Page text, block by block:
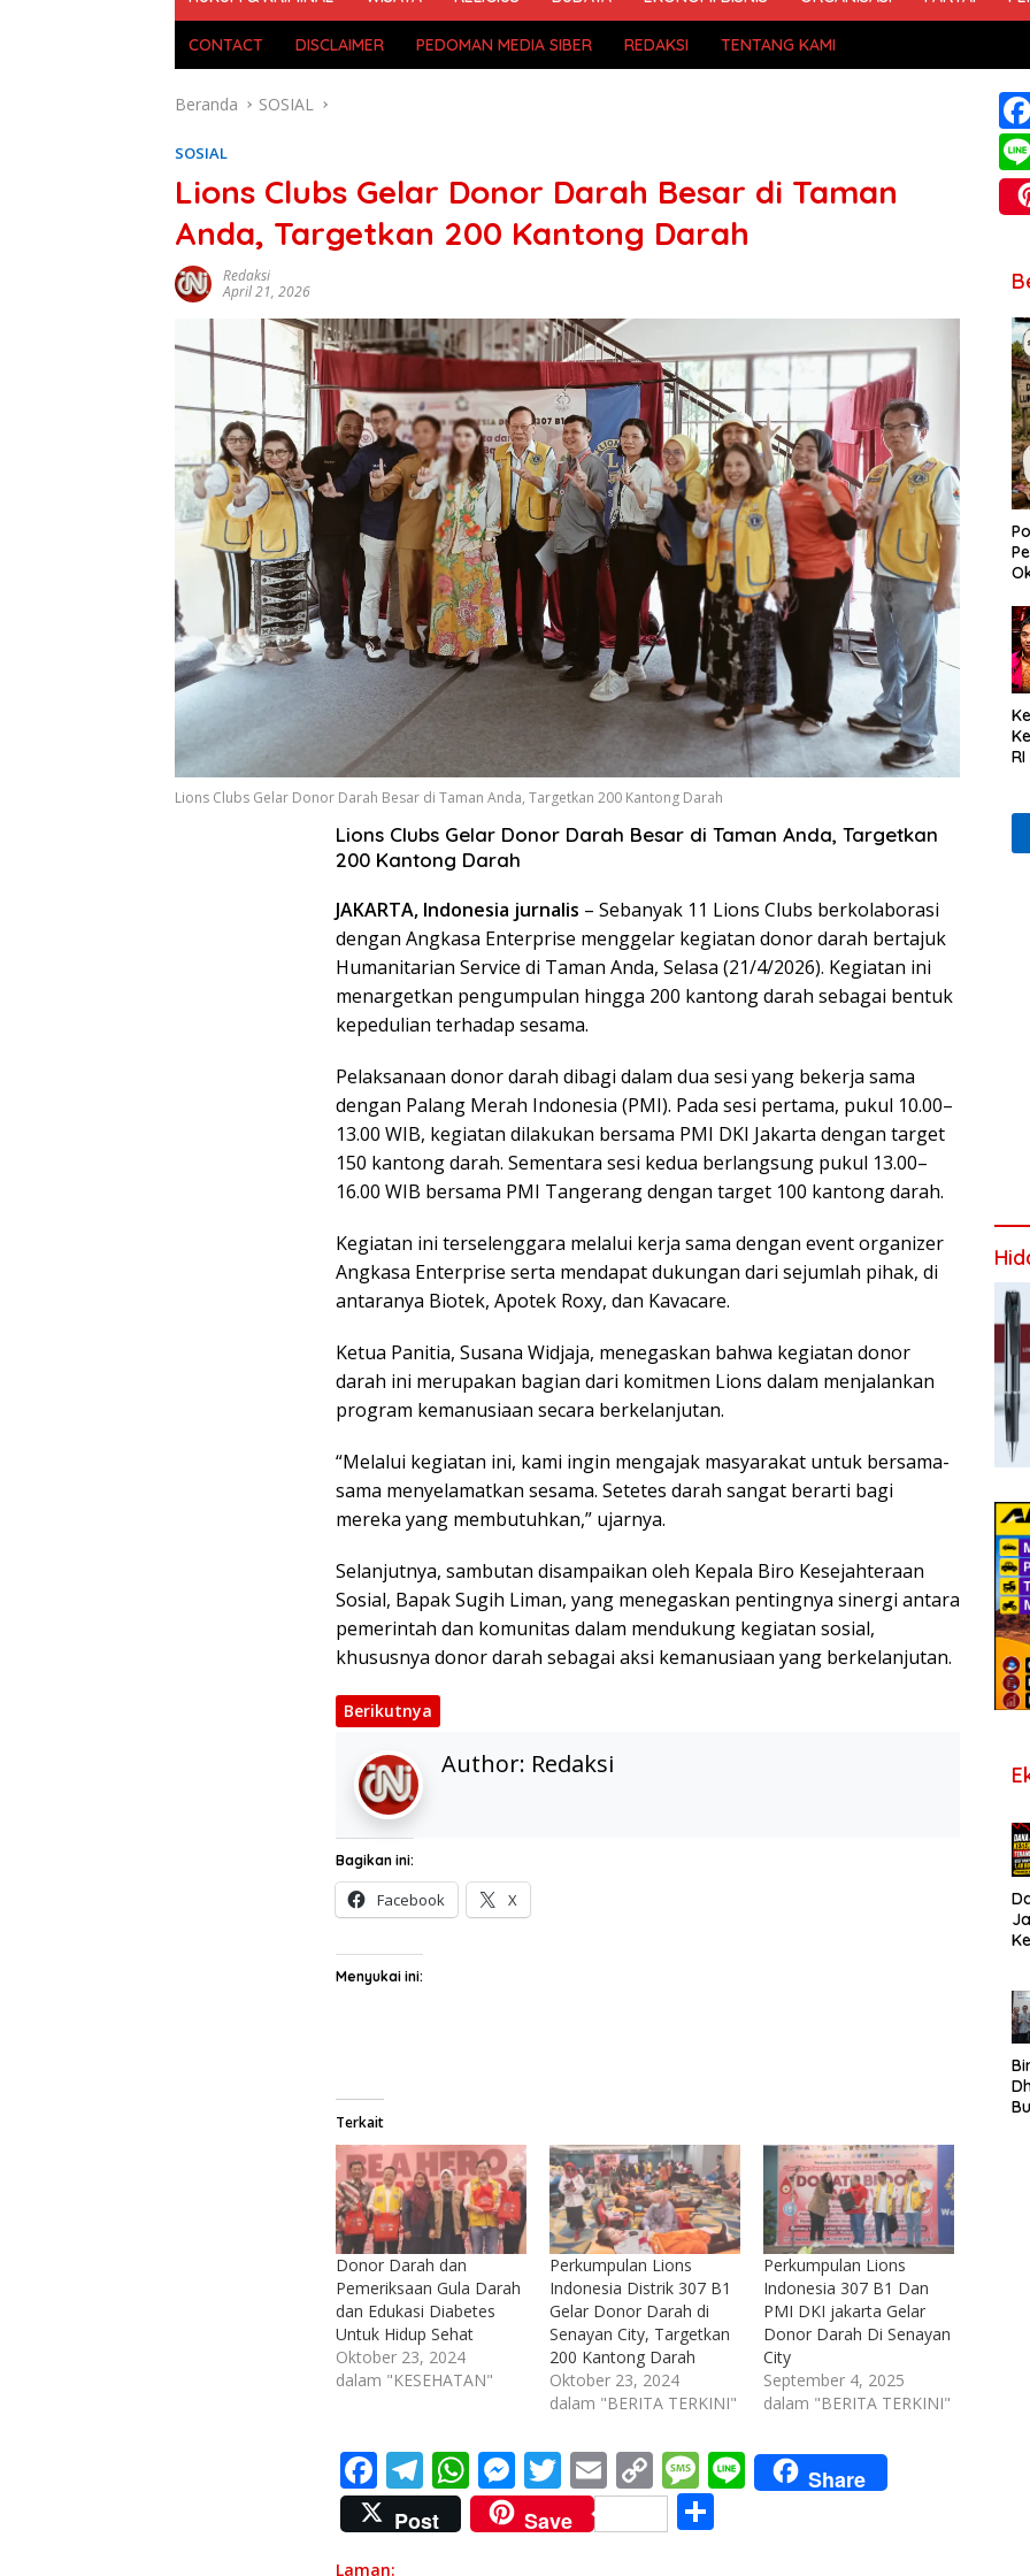
CONTACT DISCLAIMER PEDOMAN MEDIA SIBER REDAKSI TENTANG KAMI
Beranda SOSIAL
SOSIAL
Lions Clubs Gelar Donor Darah Besar di Taman
Anda, Targetkan 200 Kantong Darah
Redaksi
April 21, 2026
Lions Clubs Gelar Donor Darah Besar di Taman Anda, Targetkan 200 Kantong Darah
Lions Clubs Gelar Donor Darah Besar di Taman Anda, Targetkan
200 Kantong Darah
JAKARTA, Indonesia jurnalis – Sebanyak 11 Lions Clubs berkolaborasi
dengan Angkasa Enterprise menggelar kegiatan donor darah bertajuk
Humanitarian Service di Taman Anda, Selasa (21/4/2026). Kegiatan ini
menargetkan pengumpulan hingga 200 kantong darah sebagai bentuk
kepedulian terhadap sesama.
Pelaksanaan donor darah dibagi dalam dua sesi yang bekerja sama
dengan Palang Merah Indonesia (PMI). Pada sesi pertama, pukul 10.00–
13.00 WIB, kegiatan dilakukan bersama PMI DKI Jakarta dengan target
150 kantong darah. Sementara sesi kedua berlangsung pukul 13.00–
16.00 WIB bersama PMI Tangerang dengan target 100 kantong darah.
Kegiatan ini terselenggara melalui kerja sama dengan event organizer
Angkasa Enterprise serta mendapat dukungan dari sejumlah pihak, di
antaranya Biotek, Apotek Roxy, dan Kavacare.
Ketua Panitia, Susana Widjaja, menegaskan bahwa kegiatan donor
darah ini merupakan bagian dari komitmen Lions dalam menjalankan
program kemanusiaan secara berkelanjutan.
“Melalui kegiatan ini, kami ingin mengajak masyarakat untuk bersama-
sama menyelamatkan sesama. Setetes darah sangat berarti bagi
mereka yang membutuhkan,” ujarnya.
Selanjutnya, sambutan disampaikan oleh Kepala Biro Kesejahteraan
Sosial, Bapak Sugih Liman, yang menegaskan pentingnya sinergi antara
pemerintah dan komunitas dalam mendukung kegiatan sosial,
khususnya donor darah sebagai aksi kemanusiaan yang berkelanjutan.
Berikutnya
Author: Redaksi
Bagikan ini:
Facebook X
Menyukai ini:
Terkait
Donor Darah dan
Pemeriksaan Gula Darah
dan Edukasi Diabetes
Untuk Hidup Sehat
Oktober 23, 2024
dalam "KESEHATAN"
Perkumpulan Lions
Indonesia Distrik 307 B1
Gelar Donor Darah di
Senayan City, Targetkan
200 Kantong Darah
Oktober 23, 2024
dalam "BERITA TERKINI"
Perkumpulan Lions
Indonesia 307 B1 Dan
PMI DKI jakarta Gelar
Donor Darah Di Senayan
City
September 4, 2025
dalam "BERITA TERKINI"
F
ac
e
T
el
e
W
h
at
M
e
ss
T
w
itt
E
m
ai
C
o
p
M
e
ss
Li
n
Share
Post
Save
Laman: